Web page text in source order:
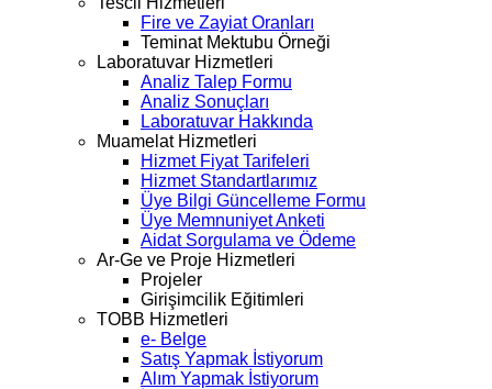
Fire ve Zayiat Oranları
Teminat Mektubu Örneği
Laboratuvar Hizmetleri
Analiz Talep Formu
Analiz Sonuçları
Laboratuvar Hakkında
Muamelat Hizmetleri
Hizmet Fiyat Tarifeleri
Hizmet Standartlarımız
Üye Bilgi Güncelleme Formu
Üye Memnuniyet Anketi
Aidat Sorgulama ve Ödeme
Ar-Ge ve Proje Hizmetleri
Projeler
Girişimcilik Eğitimleri
TOBB Hizmetleri
e- Belge
Satış Yapmak İstiyorum
Alım Yapmak İstiyorum